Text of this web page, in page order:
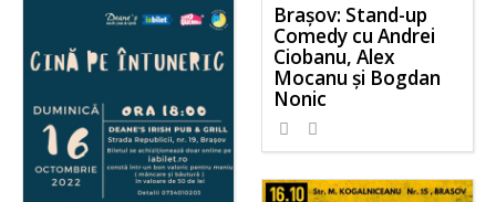
Brașov: Stand-up
Comedy cu Andrei
Ciobanu, Alex
Mocanu și Bogdan
Nonic